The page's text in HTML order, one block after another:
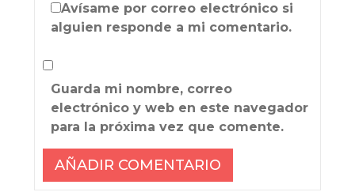
Avísame por correo electrónico si
alguien responde a mi comentario.
Guarda mi nombre, correo
electrónico y web en este navegador
para la próxima vez que comente.